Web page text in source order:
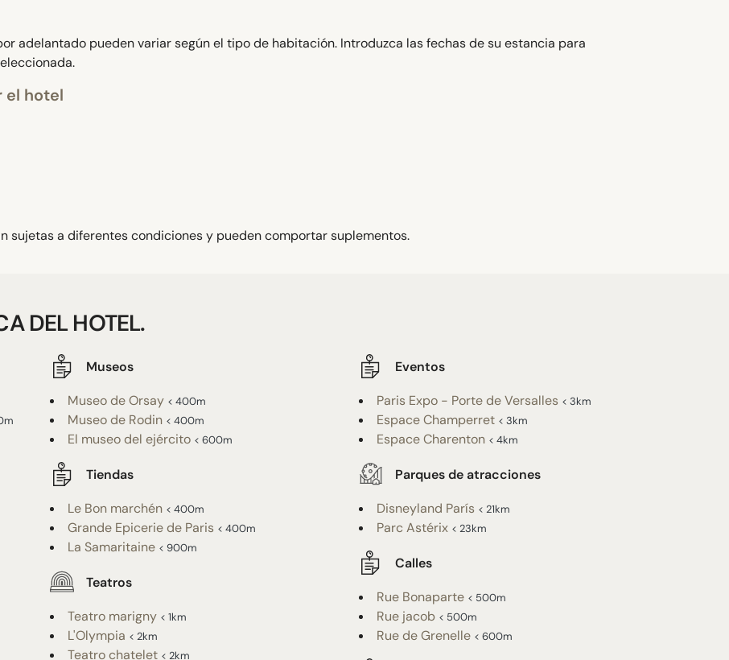
adelantado pueden variar según el tipo de habitación. Introduzca las fechas de su estancia para
el hotel
sujetas a diferentes condiciones y pueden comportar suplementos.
DEL HOTEL.
Museos
Museo de Orsay < 400m
Museo de Rodin < 400m
El museo del ejército < 600m
Tiendas
Le Bon marchén < 400m
Grande Epicerie de Paris < 400m
La Samaritaine < 900m
Teatros
Teatro marigny < 1km
L'Olympia < 2km
Teatro chatelet < 2km
Eventos
Paris Expo - Porte de Versalles < 3km
Espace Champerret < 3km
Espace Charenton < 4km
Parques de atracciones
Disneyland París < 21km
Parc Astérix < 23km
Calles
Rue Bonaparte < 500m
Rue jacob < 500m
Rue de Grenelle < 600m